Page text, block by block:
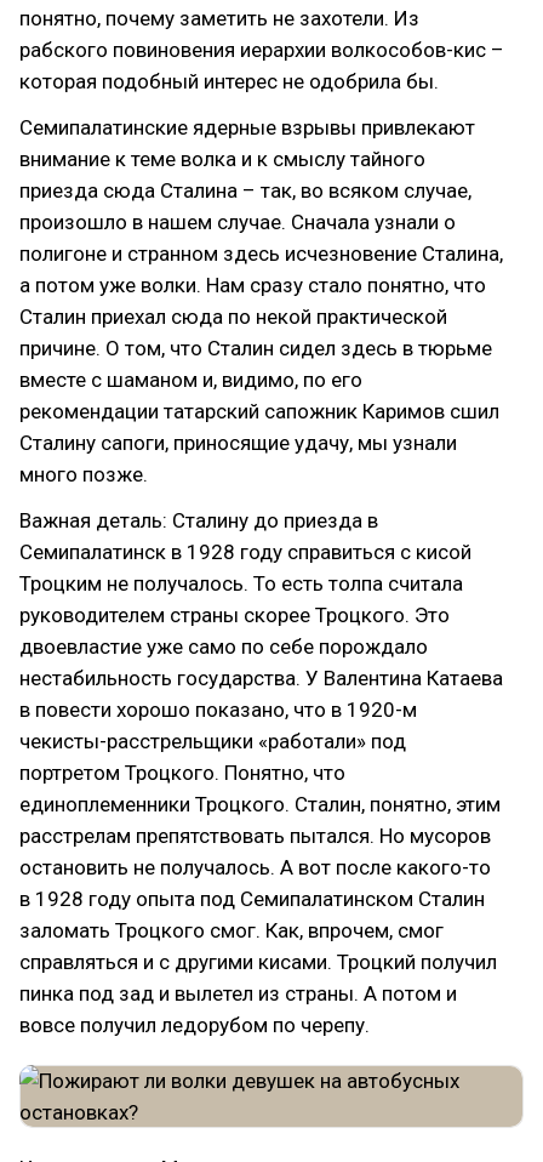
понятно, почему заметить не захотели. Из
рабского повиновения иерархии волкособов-кис –
которая подобный интерес не одобрила бы.
Семипалатинские ядерные взрывы привлекают
внимание к теме волка и к смыслу тайного
приезда сюда Сталина – так, во всяком случае,
произошло в нашем случае. Сначала узнали о
полигоне и странном здесь исчезновение Сталина,
а потом уже волки. Нам сразу стало понятно, что
Сталин приехал сюда по некой практической
причине. О том, что Сталин сидел здесь в тюрьме
вместе с шаманом и, видимо, по его
рекомендации татарский сапожник Каримов сшил
Сталину сапоги, приносящие удачу, мы узнали
много позже.
Важная деталь: Сталину до приезда в
Семипалатинск в 1928 году справиться с кисой
Троцким не получалось. То есть толпа считала
руководителем страны скорее Троцкого. Это
двоевластие уже само по себе порождало
нестабильность государства. У Валентина Катаева
в повести хорошо показано, что в 1920-м
чекисты-расстрельщики «работали» под
портретом Троцкого. Понятно, что
единоплеменники Троцкого. Сталин, понятно, этим
расстрелам препятствовать пытался. Но мусоров
остановить не получалось. А вот после какого-то
в 1928 году опыта под Семипалатинском Сталин
заломать Троцкого смог. Как, впрочем, смог
справляться и с другими кисами. Троцкий получил
пинка под зад и вылетел из страны. А потом и
вовсе получил ледорубом по черепу.